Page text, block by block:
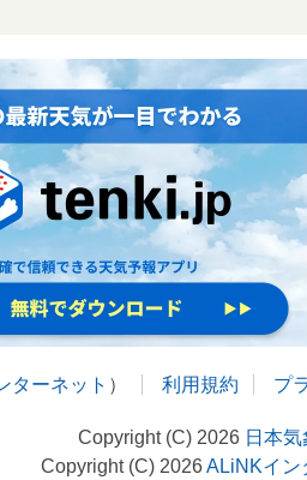
ターネット ） 利用規約 プ
Copyright (C) 2026 日本
Copyright (C) 2026ALiNKイン